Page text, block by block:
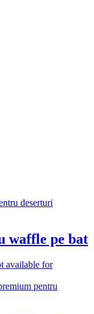
waffle pe bat
available for